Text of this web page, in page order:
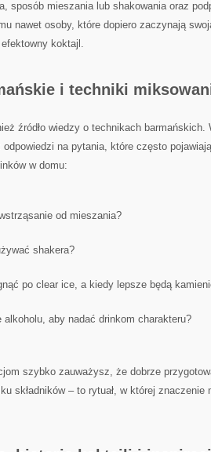
sposób mieszania lub shakowania oraz
nawet osoby, które dopiero zaczynają
koktajl.
i techniki
źródło wiedzy o technikach barmańskich.
na pytania, które często
w domu:
od mieszania?
shakera?
po clear ice, a kiedy lepsze będą
alkoholu, aby nadać drinkom charakteru?
szybko zauważysz, że dobrze
składników – to rytuał, w której znaczenie